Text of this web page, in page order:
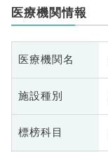
医療機関情報
医療機関名
施設種別
標榜科目